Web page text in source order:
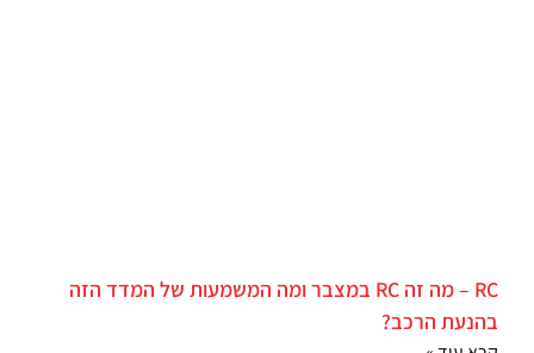
RC – מה זה RC במצבר ומה המשמעות של המדד הזה
בהנעת הרכב?